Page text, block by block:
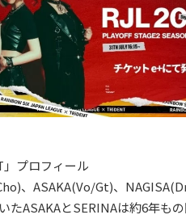
プロフィール
、ASAKA(Vo/Gt)、
たASAKAとSERINAは約6年も